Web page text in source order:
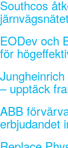
Southcos
EODev och
för
– upptäck
ABB
erbjudandet